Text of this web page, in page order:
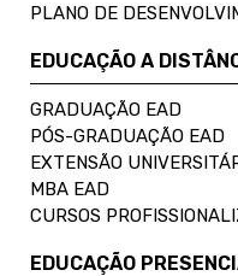
PLANO DE
EDUCAÇÃO A
GRADUAÇÃO EAD
PÓS-GRADUAÇÃO EAD
EXTENSÃO
MBA EAD
CURSOS
EDUCAÇÃO